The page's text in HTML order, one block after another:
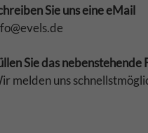
Sie uns eine eMail
Sie das nebenstehende
melden uns